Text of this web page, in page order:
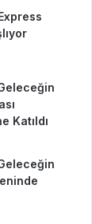
Katıldı